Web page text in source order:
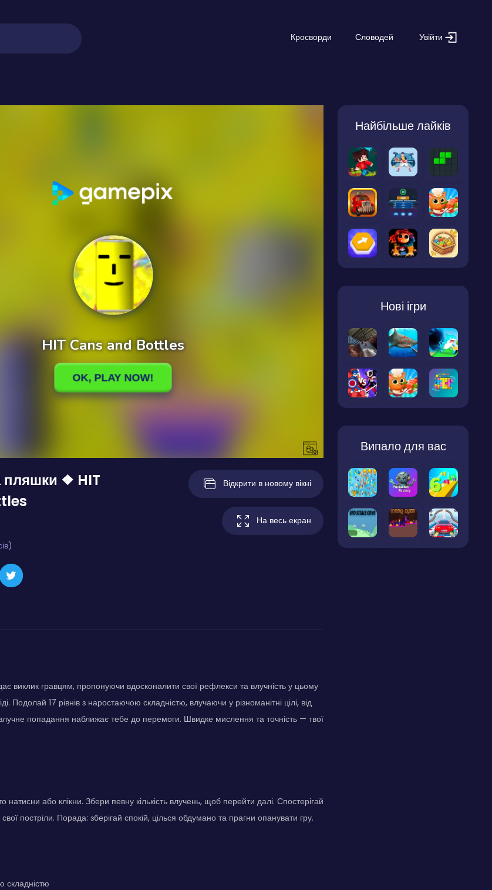
Кросворди Словодей Увійти
пляшки ❖ HIT
Відкрити в новому вікні
На весь екран
виклик гравцям, пропонуючи вдосконалити свої рефлекси та влучність у цьому
Подолай 17 рівнів з наростаючою складністю, влучаючи у різноманітні цілі, від
попадання наближає тебе до перемоги. Швидке мислення та точність — твої
натисни або клікни. Збери певну кількість влучень, щоб перейти далі. Спостерігай
постріли. Порада: зберігай спокій, цілься обдумано та прагни опанувати гру.
складністю
Найбільше лайків
Нові ігри
Випало для вас